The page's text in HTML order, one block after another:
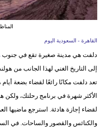
القاهرة - السعودية اليوم
دلفت هي مدينة صغيرة تقع في جنوب
إلى التاريخ الغني لهذا الجانب من
تعد دلفت مكانًا رائعًا لقضاء بضعة
الأكثر شهرة في برنامج رحلتك، ولكن
لقضاء إجازة هادئة. استرجع ماضيها
والكنائس والقصور والساحات. في